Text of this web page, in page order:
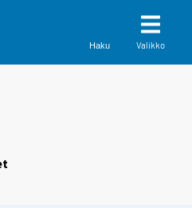
Haku Valikko